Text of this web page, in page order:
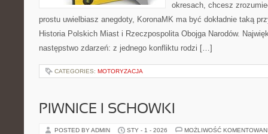
okresach, chcesz
prostu uwielbiasz anegdoty, KoronaMK ma być dokładnie taką
Historia Polskich Miast i Rzeczpospolita Obojga Narodów.
następstwo zdarzeń: z jednego konfliktu rodzi […]
CATEGORIES: MOTORYZACJA
PIWNICE I SCHOWKI
POSTED BY ADMIN STY - 1 - 2026 MOŻLIWOŚĆ